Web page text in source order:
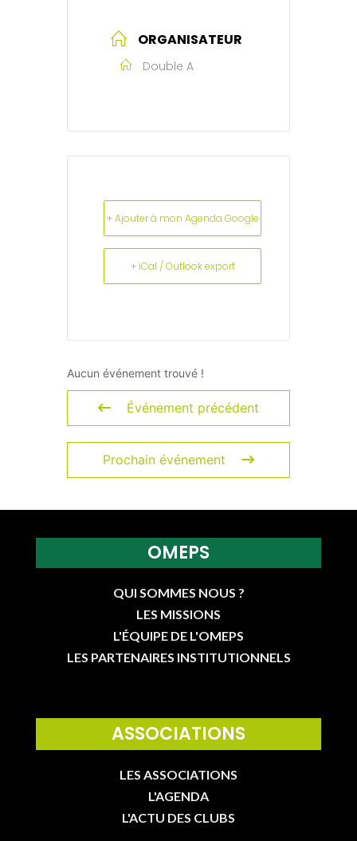
ORGANISATEUR
Double A
+ Ajouter à mon Agenda Google
+ iCal / Outlook export
Aucun événement trouvé !
Événement précédent
Prochain événement
OMEPS
QUI SOMMES NOUS ?
LES MISSIONS
L'ÉQUIPE DE L'OMEPS
LES PARTENAIRES INSTITUTIONNELS
ASSOCIATIONS
LES ASSOCIATIONS
L'AGENDA
L'ACTU DES CLUBS